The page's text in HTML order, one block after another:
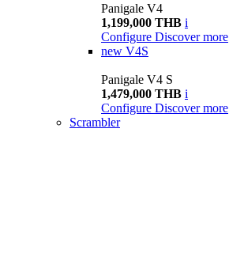
Panigale V4
1,199,000 THB i
Configure Discover more
new V4S
Panigale V4 S
1,479,000 THB i
Configure Discover more
Scrambler